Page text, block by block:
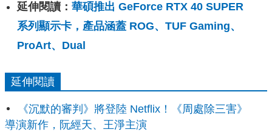
延伸閱讀： 華碩推出 GeForce RTX 40 SUPER
系列顯示卡，產品涵蓋 ROG、TUF Gaming、
ProArt、Dual
延伸閱讀
《沉默的審判》將登陸 Netflix！《周處除三害》
導演新作，阮經天、王淨主演